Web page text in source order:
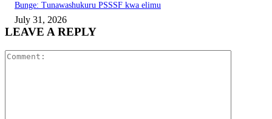
Bunge: Tunawashukuru PSSSF kwa elimu
July 31, 2026
LEAVE A REPLY